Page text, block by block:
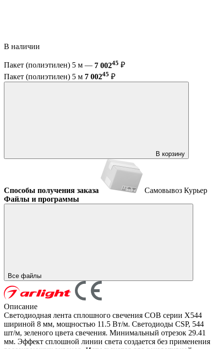
В наличии
Пакет (полиэтилен) 5 м — 7 00245 ₽
Пакет (полиэтилен) 5 м 7 00245 ₽
В корзину
Способы получения заказа Самовывоз Курьер
Файлы и программы
Все файлы
Описание
Светодиодная лента сплошного свечения COB серии X544
шириной 8 мм, мощностью 11.5 Вт/м. Светодиоды CSP, 544
шт/м, зеленого цвета свечения. Минимальный отрезок 29.41
мм. Эффект сплошной линии света создается без применения